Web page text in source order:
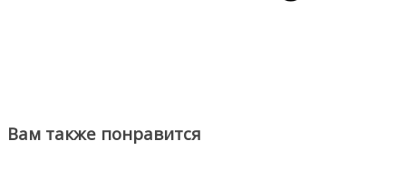
Вам также понравится